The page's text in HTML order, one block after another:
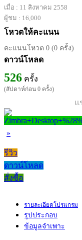
เมื่อ : 11 สิงหาคม 2558
ผู้ชม : 16,000
โหวตให้คะแนน
คะแนนโหวต 0 (0 ครั้ง)
ดาวน์โหลด
526 ครั้ง
(สัปดาห์ก่อน 0 ครั้ง)
แ
»
รีวิว
ดาวน์โหลด
สั่งซื้อ
รายละเอียดโปรแกรม
รูปประกอบ
ข้อมูลจำเพาะ